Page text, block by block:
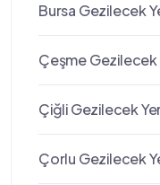
Bursa Gezilecek
Çeşme Gezilecek
Çiğli Gezilecek
Çorlu Gezilecek